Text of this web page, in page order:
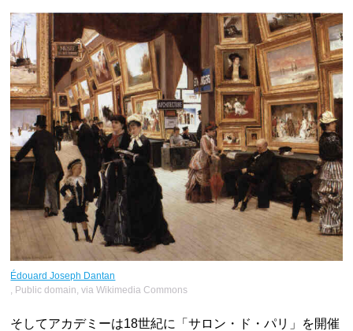
Édouard Joseph Dantan
, Public domain, via Wikimedia Commons
そしてアカデミーは18世紀に「サロン・ド・パリ」を開催